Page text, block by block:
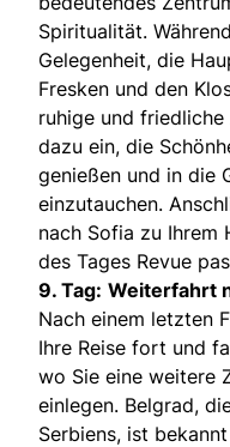
Spiritualität.
Gelegenheit, die
Fresken und den
ruhige und
dazu ein, die
genießen und in die
einzutauchen.
nach Sofia zu Ihrem
des Tages Revue
9. Tag: Weiterfahrt
Nach einem letzten
Ihre Reise fort und
wo Sie eine weitere
einlegen. Belgrad,
Serbiens, ist